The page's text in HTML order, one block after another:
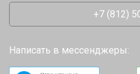
+7 (812)
Написать в мессенджеры: